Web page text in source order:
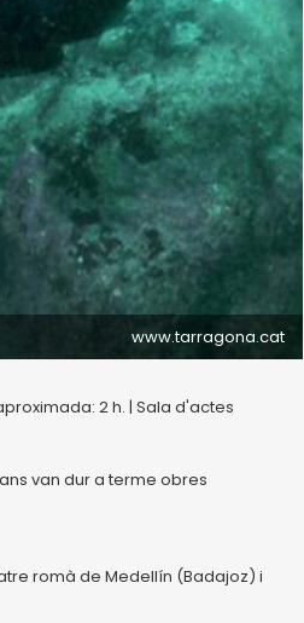
www.tarragona.cat
2 h. | Sala d'actes
van dur a terme obres
romà de Medellín (Badajoz) i